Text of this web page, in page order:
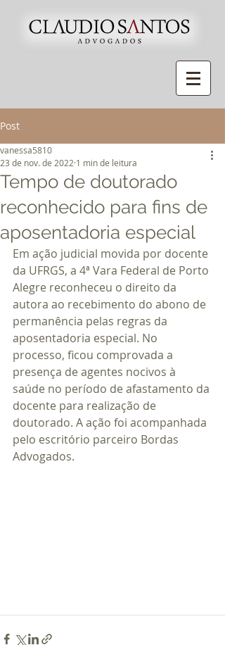
Post
Tempo de doutorado
reconhecido para fins de
aposentadoria especial
vanessa5810
23 de nov. de 2022 1 min de leitura
Em ação judicial movida por docente
da UFRGS, a 4ª Vara Federal de Porto
Alegre reconheceu o direito da
autora ao recebimento do abono de
permanência pelas regras da
aposentadoria especial. No
processo, ficou comprovada a
presença de agentes nocivos à
saúde no período de afastamento da
docente para realização de
doutorado. A ação foi acompanhada
pelo escritório parceiro Bordas
Advogados.